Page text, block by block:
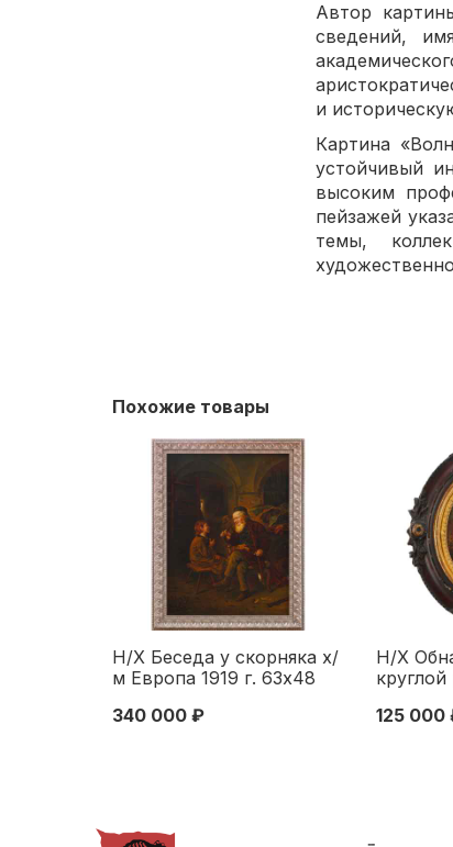
Автор
сведений,
и
Картина
устойчивый
высоким
пейзажей
темы,
Похожие товары
Н/Х Беседа у скорняка х/
м Европа 1919 г. 63x48
340 000 ₽
Н/Х
125 000